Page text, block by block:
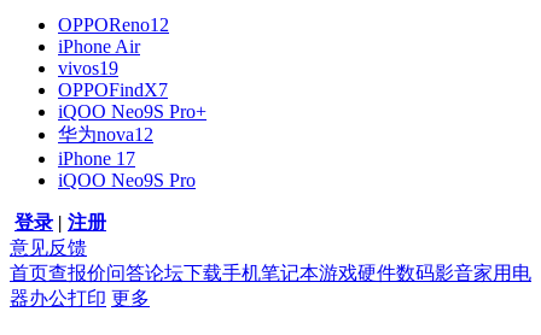
OPPOReno12
iPhone Air
vivos19
OPPOFindX7
iQOO Neo9S Pro+
华为nova12
iPhone 17
iQOO Neo9S Pro
登录 | 注册
意见反馈
首页查报价问答论坛下载手机笔记本游戏硬件数码影音家用电
器办公打印 更多